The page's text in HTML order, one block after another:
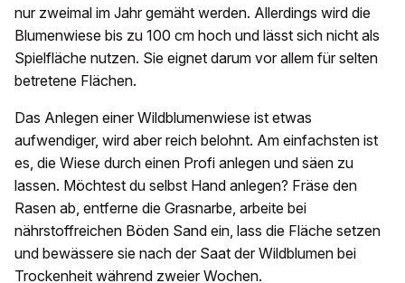
nur zweimal im Jahr gemäht werden. Allerdings wird die
Blumenwiese bis zu 100 cm hoch und lässt sich nicht als
Spielfläche nutzen. Sie eignet darum vor allem für selten
betretene Flächen.
Das Anlegen einer Wildblumenwiese ist etwas
aufwendiger, wird aber reich belohnt. Am einfachsten ist
es, die Wiese durch einen Profi anlegen und säen zu
lassen. Möchtest du selbst Hand anlegen? Fräse den
Rasen ab, entferne die Grasnarbe, arbeite bei
nährstoffreichen Böden Sand ein, lass die Fläche setzen
und bewässere sie nach der Saat der Wildblumen bei
Trockenheit während zweier Wochen.